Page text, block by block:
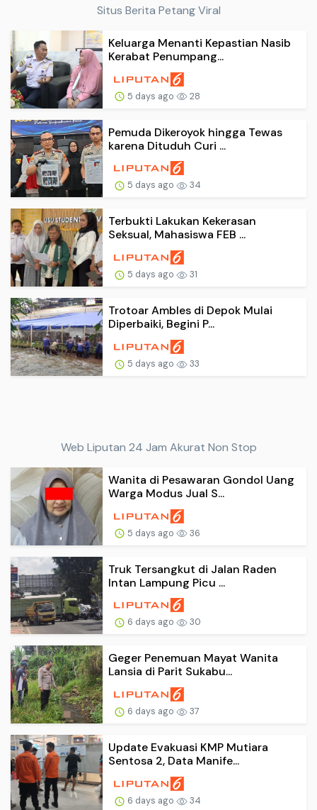
Situs Berita Petang Viral
Keluarga Menanti Kepastian Nasib
Kerabat Penumpang...
5 days ago 28
Pemuda Dikeroyok hingga Tewas
karena Dituduh Curi ...
5 days ago 34
Terbukti Lakukan Kekerasan
Seksual, Mahasiswa FEB ...
5 days ago 31
Trotoar Ambles di Depok Mulai
Diperbaiki, Begini P...
5 days ago 33
Web Liputan 24 Jam Akurat Non Stop
Wanita di Pesawaran Gondol Uang
Warga Modus Jual S...
5 days ago 36
Truk Tersangkut di Jalan Raden
Intan Lampung Picu ...
6 days ago 30
Geger Penemuan Mayat Wanita
Lansia di Parit Sukabu...
6 days ago 37
Update Evakuasi KMP Mutiara
Sentosa 2, Data Manife...
6 days ago 34